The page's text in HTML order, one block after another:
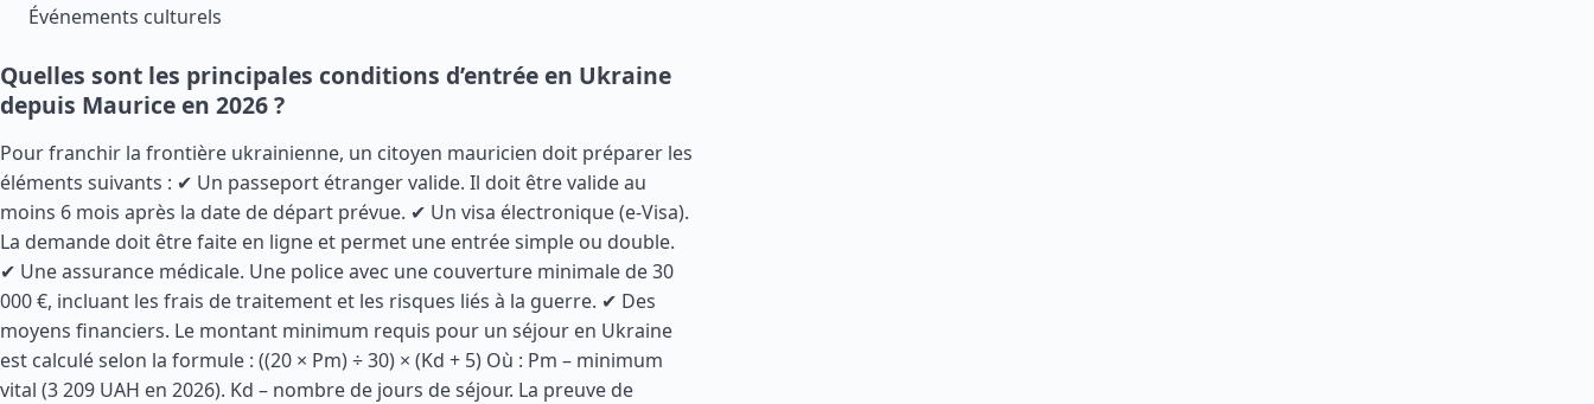
Événements culturels
Quelles sont les principales conditions d’entrée en Ukraine
depuis Maurice en 2026 ?
Pour franchir la frontière ukrainienne, un citoyen mauricien doit préparer les
éléments suivants : ✔ Un passeport étranger valide. Il doit être valide au
moins 6 mois après la date de départ prévue. ✔ Un visa électronique (e-Visa).
La demande doit être faite en ligne et permet une entrée simple ou double.
✔ Une assurance médicale. Une police avec une couverture minimale de 30
000 €, incluant les frais de traitement et les risques liés à la guerre. ✔ Des
moyens financiers. Le montant minimum requis pour un séjour en Ukraine
est calculé selon la formule : ((20 × Pm) ÷ 30) × (Kd + 5) Où : Pm – minimum
vital (3 209 UAH en 2026). Kd – nombre de jours de séjour. La preuve de